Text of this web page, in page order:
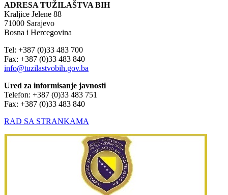
ADRESA TUŽILAŠTVA BIH
Kraljice Jelene 88
71000 Sarajevo
Bosna i Hercegovina
Tel: +387 (0)33 483 700
Fax: +387 (0)33 483 840
info@tuzilastvobih.gov.ba
Ured za informisanje javnosti
Telefon: +387 (0)33 483 751
Fax: +387 (0)33 483 840
RAD SA STRANKAMA